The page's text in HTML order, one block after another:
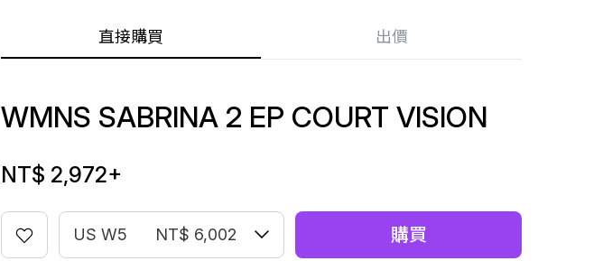
直接購買 出價
WMNS SABRINA 2 EP COURT VISION
NT$ 2,972+
US W5 NT$ 6,002 購買